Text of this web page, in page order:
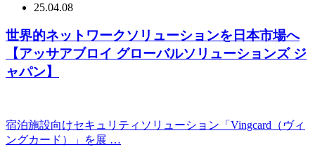
25.04.08
世界的ネットワークソリューションを日本市場へ
【アッサアブロイ グローバルソリューションズ ジ
ャパン】
宿泊施設向けセキュリティソリューション「Vingcard（ヴィ
ングカード）」を展 …